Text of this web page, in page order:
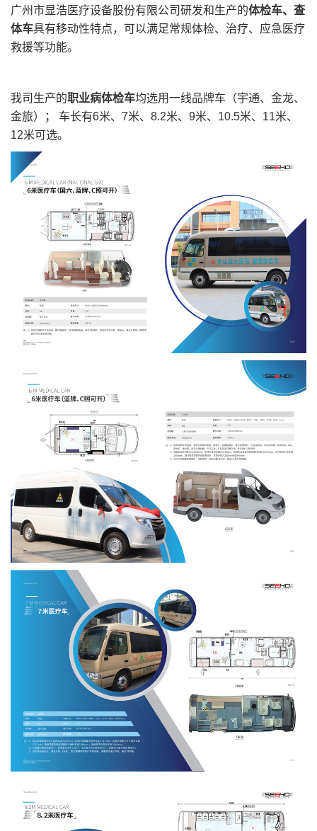
广州市显浩医疗设备股份有限公司研发和生产的体检车、查
体车具有移动性特点，可以满足常规体检、治疗、应急医疗
救援等功能。
我司生产的职业病体检车均选用一线品牌车（宇通、金龙、
金旅）； 车长有6米、7米、8.2米、9米、10.5米、11米、
12米可选。